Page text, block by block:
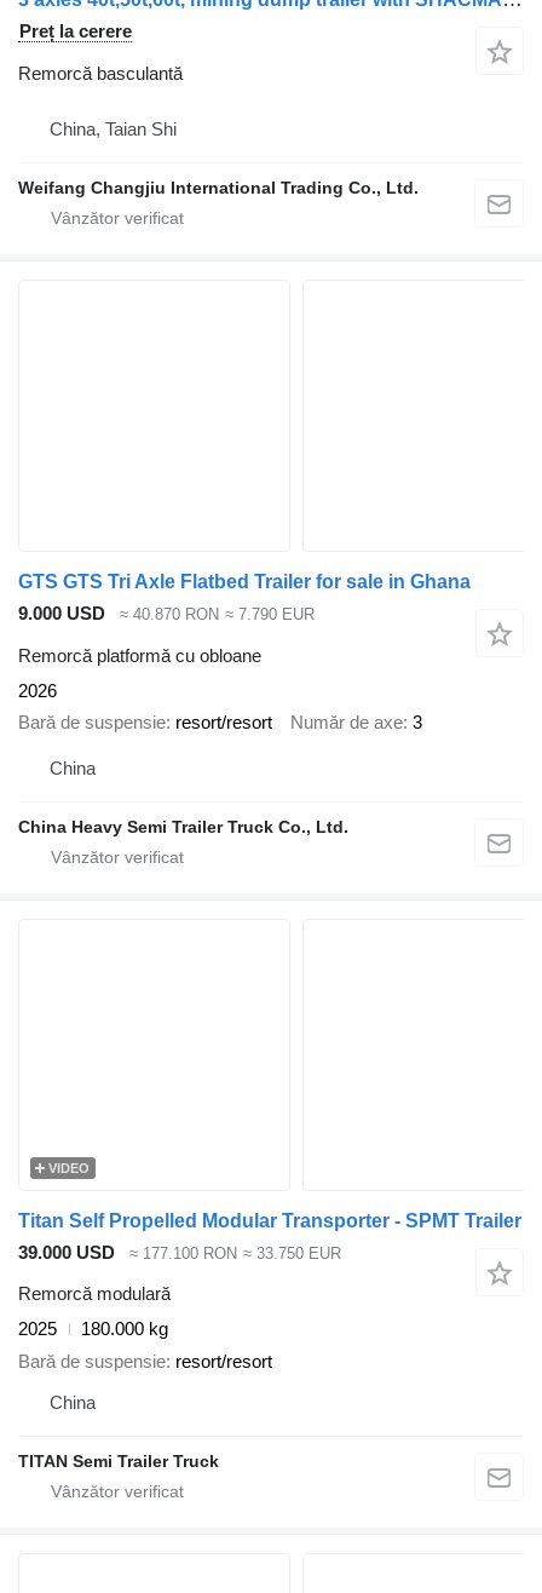
Preț la cerere
Remorcă basculantă
China, Taian Shi
Weifang Changjiu International Trading Co., Ltd.
GTS GTS Tri Axle Flatbed Trailer for sale in Ghana
9.000 USD
≈ 40.870 RON ≈ 7.790 EUR
Remorcă platformă cu obloane
2026
Bară de suspensie resort/resort Număr de axe 3
China
China Heavy Semi Trailer Truck Co., Ltd.
VIDEO
Titan Self Propelled Modular Transporter - SPMT Trailer
39.000 USD
≈ 177.100 RON ≈ 33.750 EUR
Remorcă modulară
2025
180.000 kg
Bară de suspensie resort/resort
China
TITAN Semi Trailer Truck